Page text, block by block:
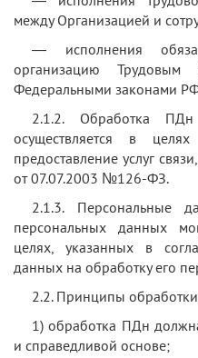
между Организацией и
— исполнения
организацию
Федеральными законами
2.1.2. Обработка
осуществляется в
предоставление услуг
от 07.07.2003 №126-ФЗ.
2.1.3. Персональные
персональных данных
целях, указанных в
данных на обработку его
2.2. Принципы
1) обработка ПДн
и справедливой основе;